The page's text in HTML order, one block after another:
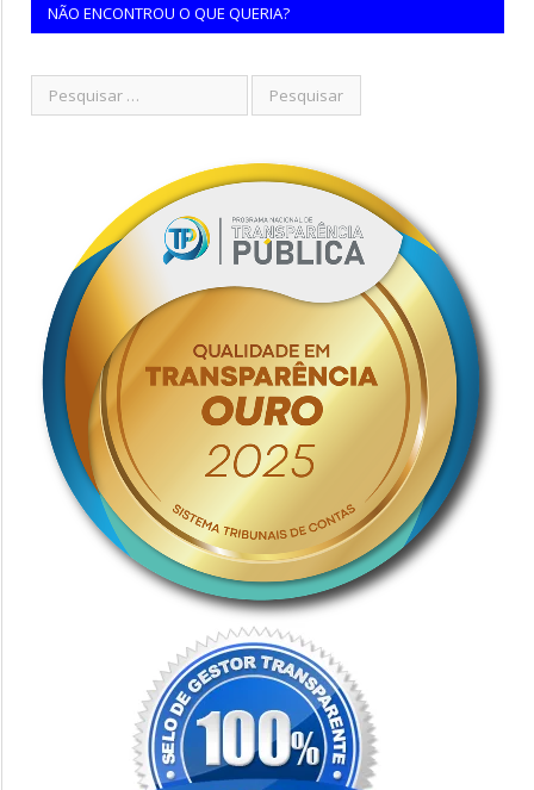
NÃO ENCONTROU O QUE QUERIA?